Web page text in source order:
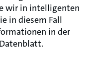
wir in intelligenten
in diesem Fall
in der